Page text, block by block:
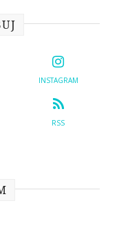
INSTAGRAM
RSS